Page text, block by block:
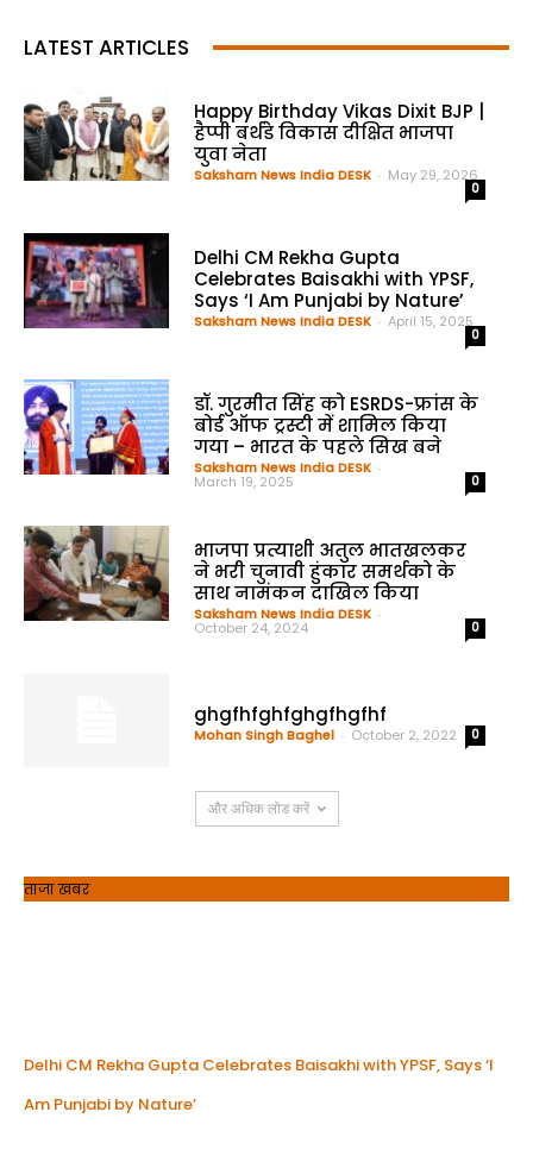
LATEST ARTICLES
Happy Birthday Vikas Dixit BJP |
हैप्पी बर्थडे विकास दीक्षित भाजपा
युवा नेता
Saksham News India DESK - May 29, 2026
0
Delhi CM Rekha Gupta
Celebrates Baisakhi with YPSF,
Says ‘I Am Punjabi by Nature’
Saksham News India DESK - April 15, 2025
0
डॉ. गुरमीत सिंह को ESRDS-फ्रांस के
बोर्ड ऑफ ट्रस्टी में शामिल किया
गया – भारत के पहले सिख बने
Saksham News India DESK -
March 19, 2025 0
भाजपा प्रत्याशी अतुल भातखलकर
ने भरी चुनावी हुंकार समर्थको के
साथ नामंकन दाखिल किया
Saksham News India DESK -
October 24, 2024 0
ghgfhfghfghgfhgfhf
Mohan Singh Baghel - October 2, 2022 0
और अधिक लोड करें